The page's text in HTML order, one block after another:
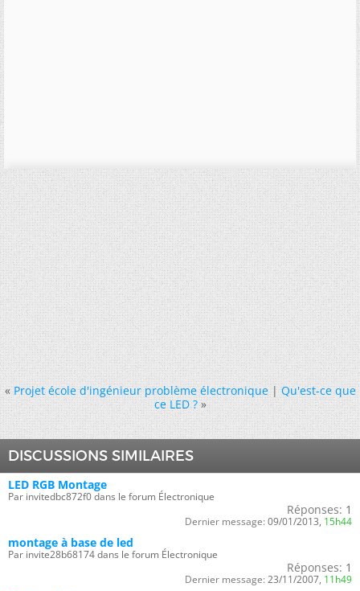
« Projet école d'ingénieur problème électronique|Qu'est-ce que
ce LED ? »
DISCUSSIONS SIMILAIRES
LED RGB Montage
Par invitedbc872f0 dans le forum Électronique
Réponses: 1
Dernier message: 09/01/2013, 15h44
montage à base de led
Par invite28b68174 dans le forum Électronique
Réponses: 1
Dernier message: 23/11/2007, 11h49